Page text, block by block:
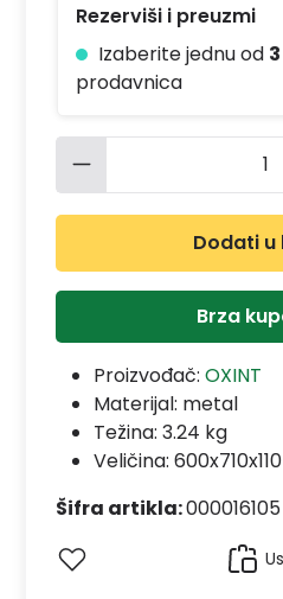
Rezerviši i preuzmi
Izaberite jednu od 3
prodavnica
Količina
Dodati u
Brza
Proizvođač: OXINT
Materijal: metal
Težina: 3.24 kg
Veličina:
Šifra artikla:000016105